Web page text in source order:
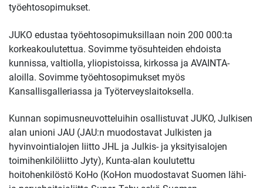
työehtosopimukset.
JUKO edustaa työehtosopimuksillaan noin 200 000:ta
korkeakoulutettua. Sovimme työsuhteiden ehdoista
kunnissa, valtiolla, yliopistoissa, kirkossa ja AVAINTA-
aloilla. Sovimme työehtosopimukset myös
Kansallisgalleriassa ja Työterveyslaitoksella.
Kunnan sopimusneuvotteluihin osallistuvat JUKO, Julkisen
alan unioni JAU (JAU:n muodostavat Julkisten ja
hyvinvointialojen liitto JHL ja Julkis- ja yksityisalojen
toimihenkilöliitto Jyty), Kunta-alan koulutettu
hoitohenkilöstö KoHo (KoHon muodostavat Suomen lähi-